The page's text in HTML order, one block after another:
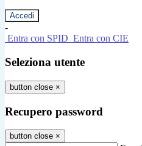
-
Entra con SPID Entra con CIE
Seleziona utente
button close ×
Recupero password
button close ×